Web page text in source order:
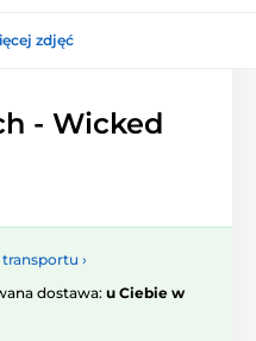
zdjęć
- Wicked
›
dostawa: u Ciebie w